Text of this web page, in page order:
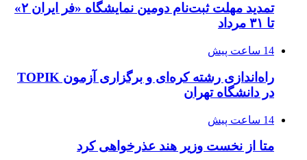
تمدید مهلت ثبت‌نام دومین نمایشگاه «فر ایران ۲»
تا ۳۱ مرداد
14 ساعت پیش
راه‌اندازی رشته کره‌ای و برگزاری آزمون TOPIK
در دانشگاه تهران
14 ساعت پیش
متا از نخست وزیر هند عذرخواهی کرد